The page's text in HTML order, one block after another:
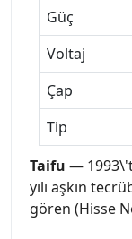
Güç
Voltaj
Çap
Tip
Taifu —
yılı aşkın
gören (Hisse